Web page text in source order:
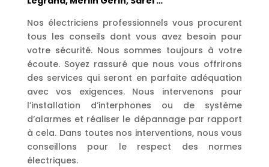
Nos électriciens professionnels vous procurent
tous les conseils dont vous avez besoin pour
votre sécurité. Nous sommes toujours à votre
écoute. Soyez rassuré que nous vous offrirons
des services qui seront en parfaite adéquation
avec vos exigences. Nous intervenons pour
l’installation d’interphones ou de système
d’alarmes et réaliser le dépannage par rapport
à cela. Dans toutes nos interventions, nous vous
conseillons pour le respect des normes
électriques.